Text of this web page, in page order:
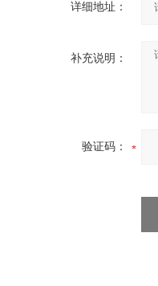
详细地址：
补充说明：
验证码：